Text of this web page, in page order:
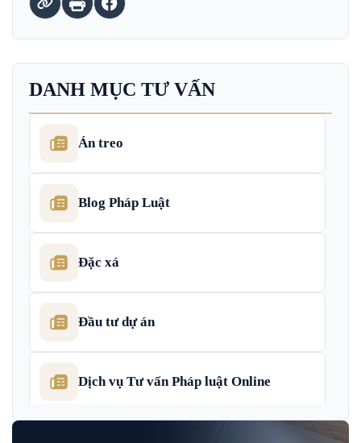
DANH MỤC TƯ VẤN
Án treo
Blog Pháp Luật
Đặc xá
Đầu tư dự án
Dịch vụ Tư vấn Pháp luật Online